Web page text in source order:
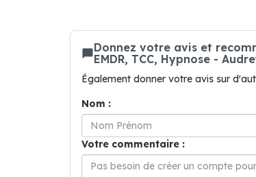
Donnez votre avis et
EMDR, TCC, Hypnose -
Également donner votre avis sur
Nom :
Votre commentaire :